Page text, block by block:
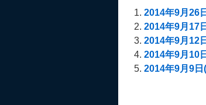
2014年9月26
2014年9月17
2014年9月12
2014年9月10
2014年9月9